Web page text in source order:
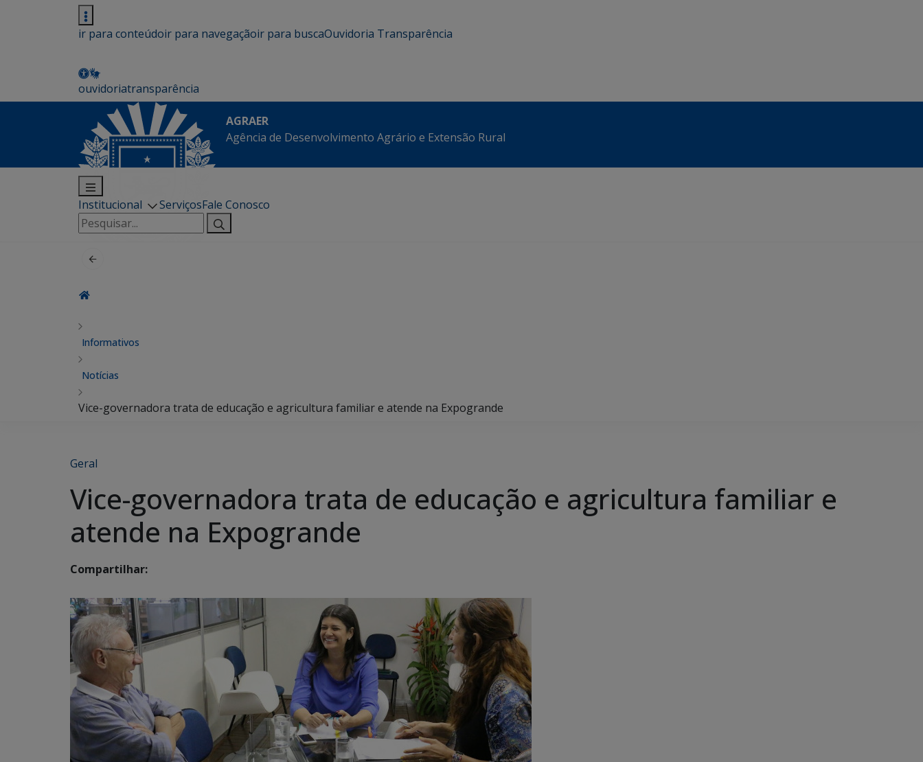
ir para conteúdoir para navegaçãoir para buscaOuvidoria Transparência
ouvidoriatransparência
AGRAER
Agência de Desenvolvimento Agrário e Extensão Rural
Institucional ServiçosFale Conosco
Pesquisar
por:
Informativos
Notícias
Vice-governadora trata de educação e agricultura familiar e atende na Expogrande
Geral
Vice-governadora trata de educação e agricultura familiar e
atende na Expogrande
Compartilhar: